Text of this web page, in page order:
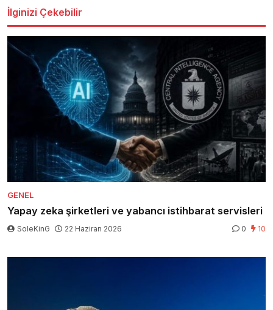
İlginizi Çekebilir
GENEL
Yapay zeka şirketleri ve yabancı istihbarat servisleri
SoleKinG 22 Haziran 2026 0 10